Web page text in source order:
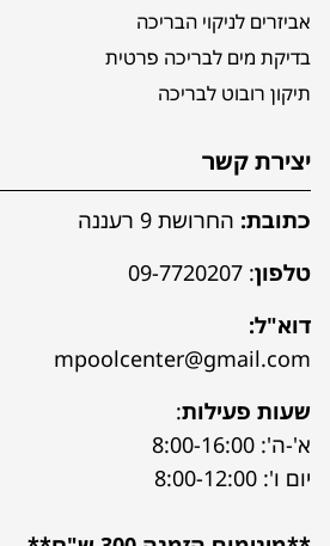
אביזרים לניקוי הבריכה
בדיקת מים לבריכה פרטית
תיקון רובוט לבריכה
יצירת קשר
כתובת: החרושת 9 רעננה
טלפון:
09-7720207
דוא"ל:
mpoolcenter@gmail.com
שעות פעילות:
א'-ה': 8:00-16:00
יום ו': 8:00-12:00